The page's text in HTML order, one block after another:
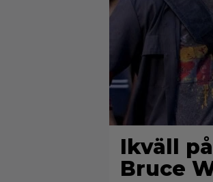
Ikväll
Bruce